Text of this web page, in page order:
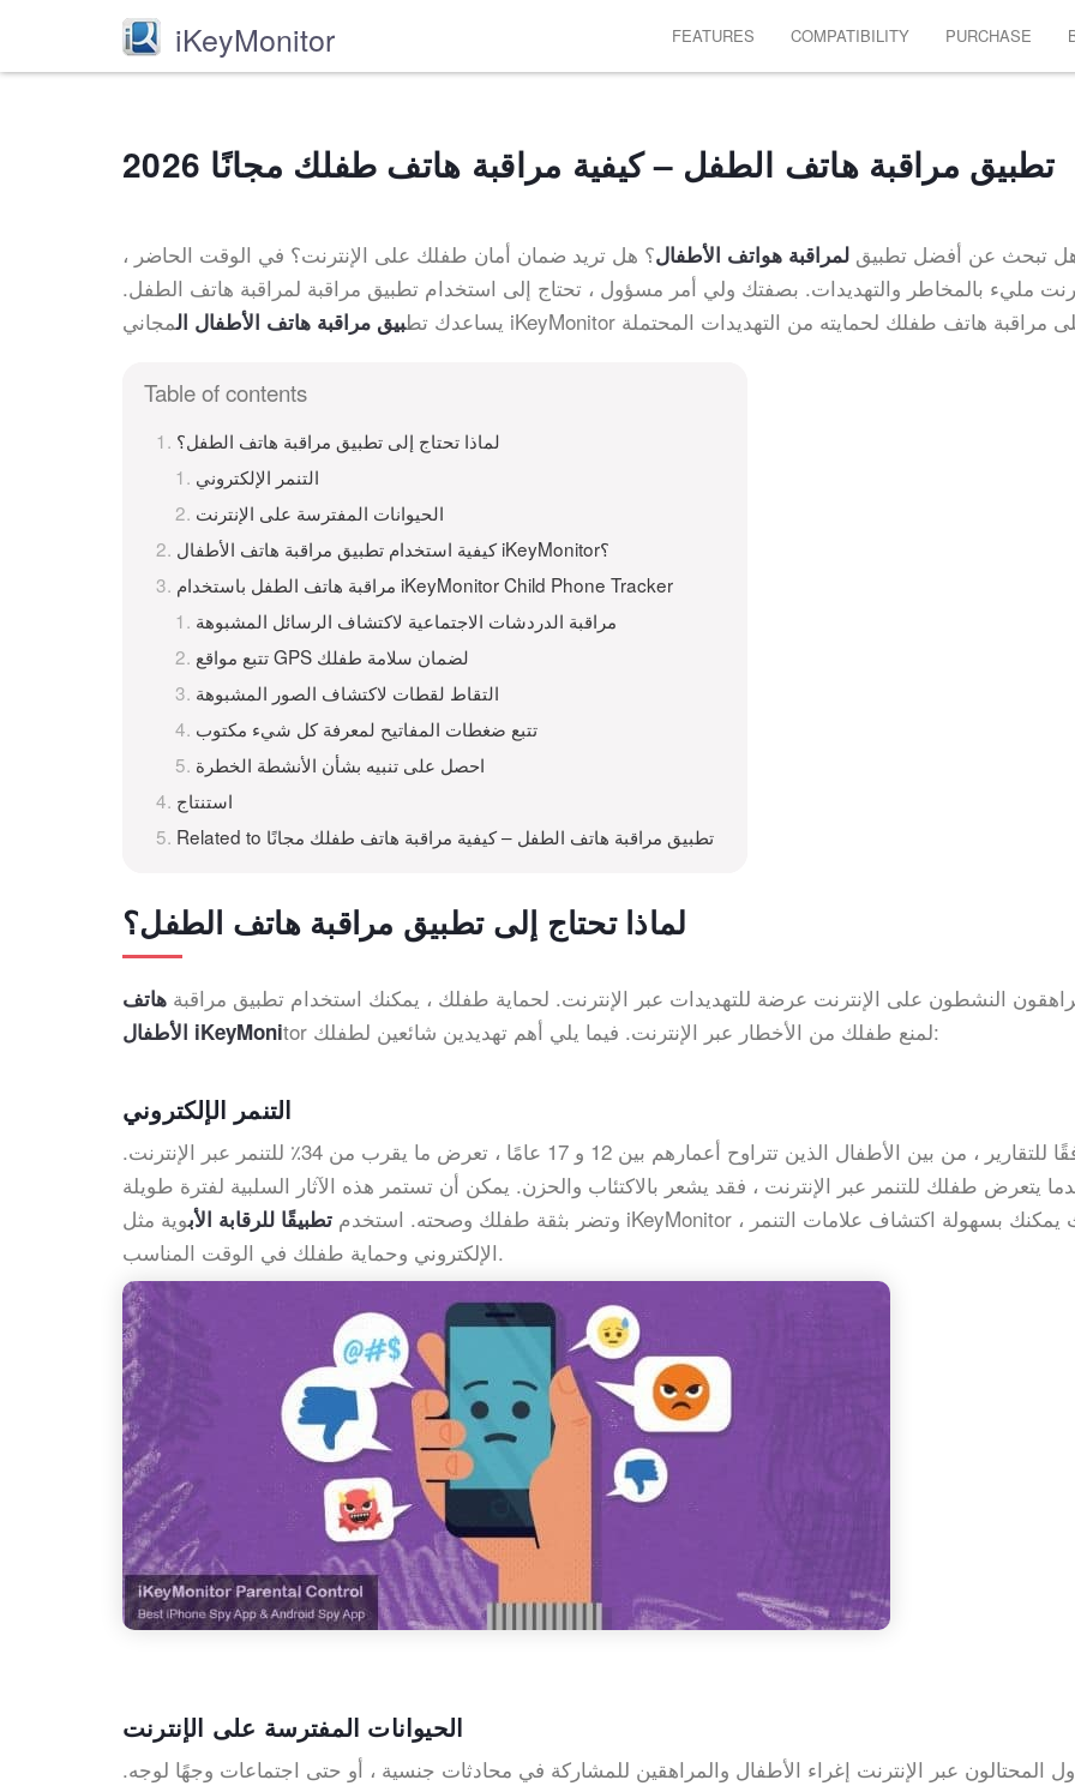
iKeyMonitor FEATURES COMPATIBILITY PURCHASE
تطبيق مراقبة هاتف الطفل – كيفية مراقبة هاتف طفلك مجانًا 2026
تبحث عن أفضل تطبيق لمراقبة هواتف الأطفال؟ هل تريد ضمان أمان طفلك على الإنترنت؟ في الوقت الحاضر ،
مليء بالمخاطر والتهديدات. بصفتك ولي أمر مسؤول ، تحتاج إلى استخدام تطبيق مراقبة لمراقبة هاتف الطفل.
يساعدك تطبيق مراقبة هاتف الأطفال ال
Table of contents
لماذا تحتاج إلى تطبيق مراقبة هاتف الطفل؟
التنمر الإلكتروني
الحيوانات المفترسة على الإنترنت
كيفية استخدام تطبيق مراقبة هاتف الأطفال iKeyMonitor؟
مراقبة هاتف الطفل باستخدام iKeyMonitor Child Phone Tracker
مراقبة الدردشات الاجتماعية لاكتشاف الرسائل المشبوهة
تتبع مواقع GPS لضمان سلامة طفلك
التقاط لقطات لاكتشاف الصور المشبوهة
تتبع ضغطات المفاتيح لمعرفة كل شيء مكتوب
احصل على تنبيه بشأن الأنشطة الخطرة
استنتاج
Related to تطبيق مراقبة هاتف الطفل – كيفية مراقبة هاتف طفلك مجانًا
لماذا تحتاج إلى تطبيق مراقبة هاتف الطفل؟
النشطون على الإنترنت عرضة للتهديدات عبر الإنترنت. لحماية طفلك ، يمكنك استخدام تطبيق مراقبة هاتف
الأطفال iKeyMoni
tor لمنع طفلك من الأخطار عبر الإنترنت. فيما يلي أهم تهديدين شائعين لطفلك:
التنمر الإلكتروني
وفقًا للتقارير ، من بين الأطفال الذين تتراوح أعمارهم بين 12 و 17 عامًا ، تعرض ما يقرب من 34٪ للتنمر عبر الإنترنت.
يتعرض طفلك للتنمر عبر الإنترنت ، فقد يشعر بالاكتئاب والحزن. يمكن أن تستمر هذه الآثار السلبية لفترة طويلة
وتضر بثقة طفلك وصحته. استخدم تطبيقًا للرقابة الأبوية مثل iKeyMonitor ، حيث يمكنك بسهولة اكتشاف علامات التنمر
الإلكتروني وحماية طفلك في الوقت المناسب.
الحيوانات المفترسة على الإنترنت
المحتالون عبر الإنترنت إغراء الأطفال والمراهقين للمشاركة في محادثات جنسية ، أو حتى اجتماعات وجهًا لوجه.